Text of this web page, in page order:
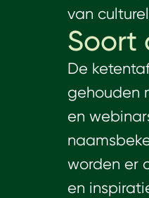
van
Soort
De
gehouden
en
worden er
en